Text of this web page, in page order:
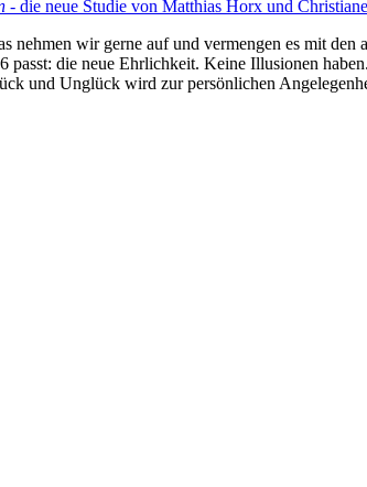
- die neue Studie von Matthias Horx und
wir gerne auf und vermengen es mit
die neue Ehrlichkeit. Keine Illusionen
und Unglück wird zur persönlichen